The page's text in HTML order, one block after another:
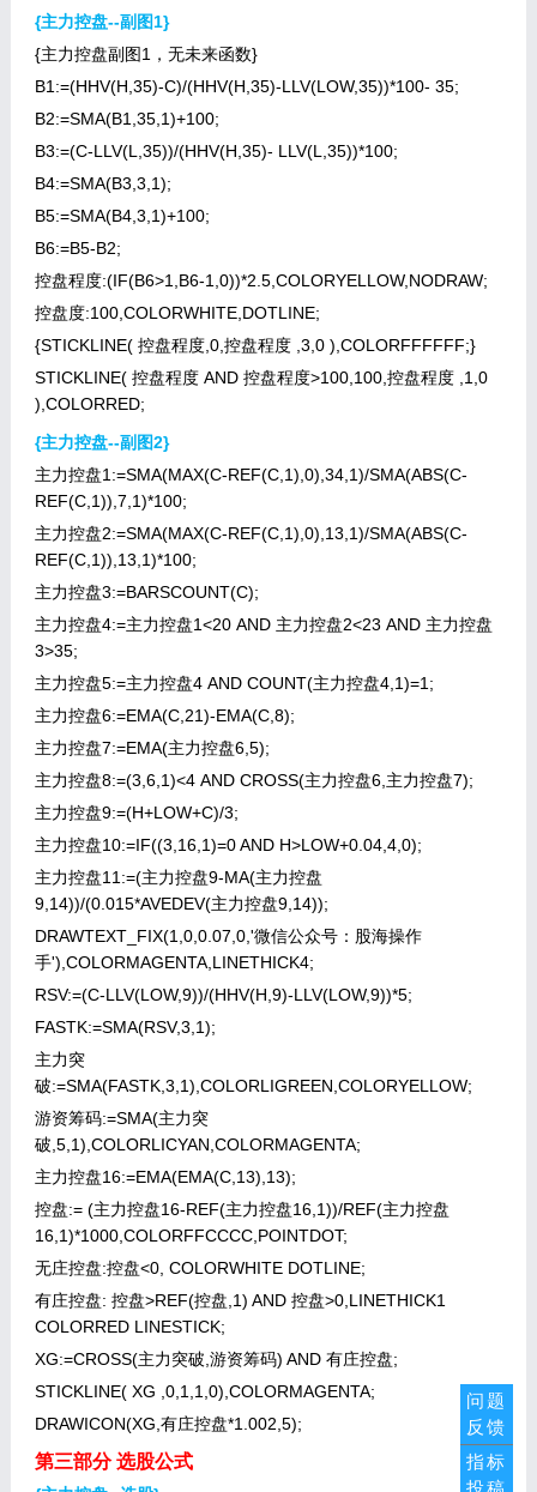
{主力控盘--副图1}
{主力控盘副图1，无未来函数}
B1:=(HHV(H,35)-C)/(HHV(H,35)-LLV(LOW,35))*100- 35;
B2:=SMA(B1,35,1)+100;
B3:=(C-LLV(L,35))/(HHV(H,35)- LLV(L,35))*100;
B4:=SMA(B3,3,1);
B5:=SMA(B4,3,1)+100;
B6:=B5-B2;
控盘程度:(IF(B6>1,B6-1,0))*2.5,COLORYELLOW,NODRAW;
控盘度:100,COLORWHITE,DOTLINE;
{STICKLINE( 控盘程度,0,控盘程度 ,3,0 ),COLORFFFFFF;}
STICKLINE( 控盘程度 AND 控盘程度>100,100,控盘程度 ,1,0
),COLORRED;
{主力控盘--副图2}
主力控盘1:=SMA(MAX(C-REF(C,1),0),34,1)/SMA(ABS(C-
REF(C,1)),7,1)*100;
主力控盘2:=SMA(MAX(C-REF(C,1),0),13,1)/SMA(ABS(C-
REF(C,1)),13,1)*100;
主力控盘3:=BARSCOUNT(C);
主力控盘4:=主力控盘1<20 AND 主力控盘2<23 AND 主力控盘
3>35;
主力控盘5:=主力控盘4 AND COUNT(主力控盘4,1)=1;
主力控盘6:=EMA(C,21)-EMA(C,8);
主力控盘7:=EMA(主力控盘6,5);
主力控盘8:=(3,6,1)<4 AND CROSS(主力控盘6,主力控盘7);
主力控盘9:=(H+LOW+C)/3;
主力控盘10:=IF((3,16,1)=0 AND H>LOW+0.04,4,0);
主力控盘11:=(主力控盘9-MA(主力控盘
9,14))/(0.015*AVEDEV(主力控盘9,14));
DRAWTEXT_FIX(1,0,0.07,0,'微信公众号：股海操作
手'),COLORMAGENTA,LINETHICK4;
RSV:=(C-LLV(LOW,9))/(HHV(H,9)-LLV(LOW,9))*5;
FASTK:=SMA(RSV,3,1);
主力突
破:=SMA(FASTK,3,1),COLORLIGREEN,COLORYELLOW;
游资筹码:=SMA(主力突
破,5,1),COLORLICYAN,COLORMAGENTA;
主力控盘16:=EMA(EMA(C,13),13);
控盘:= (主力控盘16-REF(主力控盘16,1))/REF(主力控盘
16,1)*1000,COLORFFCCCC,POINTDOT;
无庄控盘:控盘<0, COLORWHITE DOTLINE;
有庄控盘: 控盘>REF(控盘,1) AND 控盘>0,LINETHICK1
COLORRED LINESTICK;
XG:=CROSS(主力突破,游资筹码) AND 有庄控盘;
STICKLINE( XG ,0,1,1,0),COLORMAGENTA;
DRAWICON(XG,有庄控盘*1.002,5);
第三部分 选股公式
问题
反馈
指标
投稿